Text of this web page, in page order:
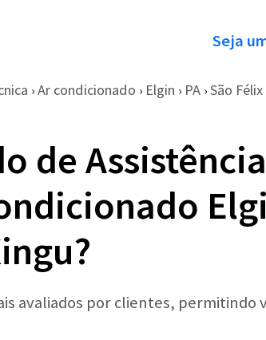
Seja
› Ar condicionado › Elgin › PA › São
de
avaliados por clientes, permitindo